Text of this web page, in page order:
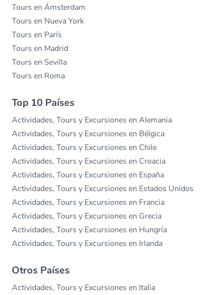
Tours en Ámsterdam
Tours en Nueva York
Tours en París
Tours en Madrid
Tours en Sevilla
Tours en Roma
Top 10 Países
Actividades, Tours y Excursiones en Alemania
Actividades, Tours y Excursiones en Bélgica
Actividades, Tours y Excursiones en Chile
Actividades, Tours y Excursiones en Croacia
Actividades, Tours y Excursiones en España
Actividades, Tours y Excursiones en Estados Unidos
Actividades, Tours y Excursiones en Francia
Actividades, Tours y Excursiones en Grecia
Actividades, Tours y Excursiones en Hungría
Actividades, Tours y Excursiones en Irlanda
Otros Países
Actividades, Tours y Excursiones en Italia